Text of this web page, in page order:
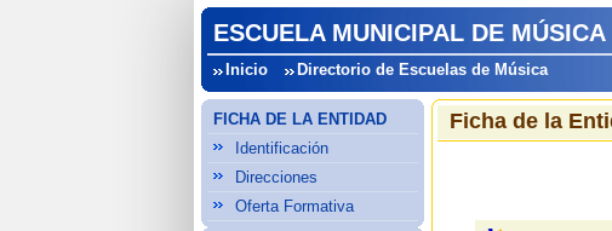
ESCUELA MUNICIPAL DE
Inicio Directorio de Escuelas de Música
FICHA DE LA ENTIDAD
Identificación
Direcciones
Oferta Formativa
Ficha de la